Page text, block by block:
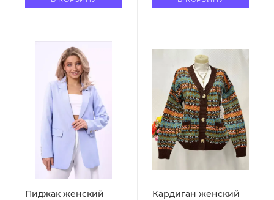
Пиджак женский
Кардиган женский